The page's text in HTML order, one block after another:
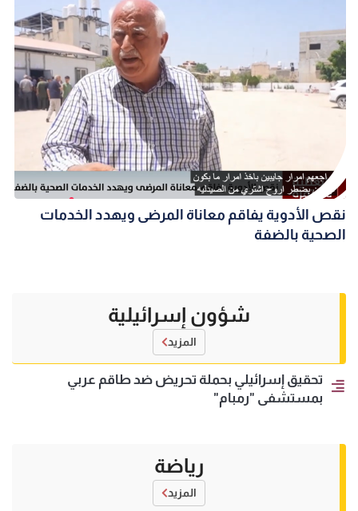
نقص الأدوية يفاقم معاناة المرضى ويهدد الخدمات
الصحية بالضفة
شؤون إسرائيلية
المزيد
تحقيق إسرائيلي بحملة تحريض ضد طاقم عربي
بمستشفى "رمبام"
رياضة
المزيد